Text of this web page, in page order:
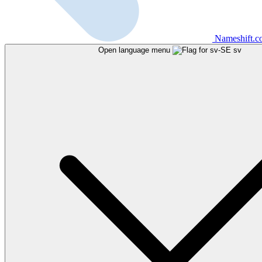
Open language menu sv